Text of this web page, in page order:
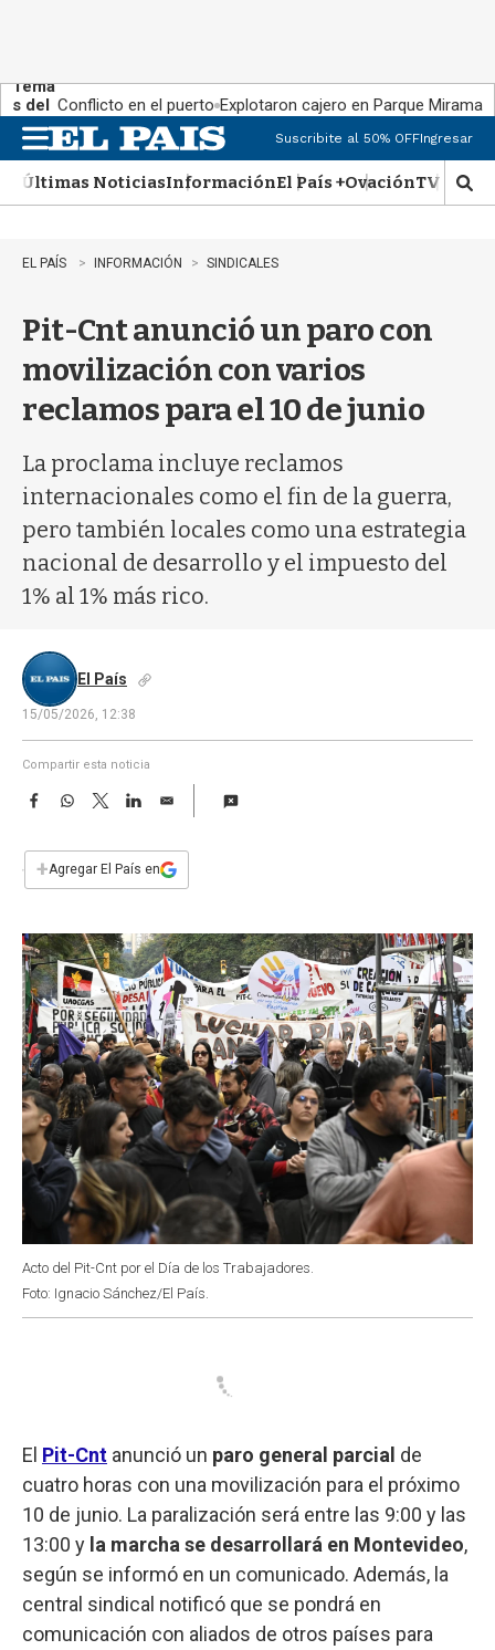
Tema
s del
día:
Conflicto en el puerto Explotaron cajero en Parque Miramar
n
u
Suscribite al 50% OFFIngresar
Últimas NoticiasInformaciónEl País +OvaciónTV Show
M
o
EL PAÍS INFORMACIÓN SINDICALES
Pit-Cnt anunció un paro con
movilización con varios
reclamos para el 10 de junio
La proclama incluye reclamos
internacionales como el fin de la guerra,
pero también locales como una estrategia
nacional de desarrollo y el impuesto del
1% al 1% más rico.
El País
15/05/2026, 12:38
Compartir esta noticia
F
e
b
k
W
s
p
T
w
t
L
n
E
i
l
+Agregar El País en
Acto del Pit-Cnt por el Día de los Trabajadores.
Foto: Ignacio Sánchez/El País.
El Pit-Cnt anunció un paro general parcial de
cuatro horas con una movilización para el próximo
10 de junio. La paralización será entre las 9:00 y las
13:00 y la marcha se desarrollará en Montevideo,
según se informó en un comunicado. Además, la
central sindical notificó que se pondrá en
comunicación con aliados de otros países para